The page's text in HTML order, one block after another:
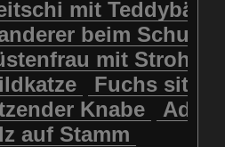
Wilde Hilde
Ziegenkopf
mit Teddybär
beim
mit Strohut
Fuchs
Knabe
Adler
auf Stamm